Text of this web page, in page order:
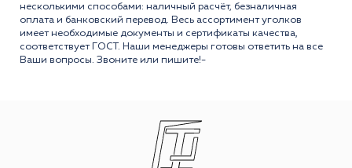
несколькими способами: наличный расчёт, безналичная
оплата и банковский перевод. Весь ассортимент уголков
имеет необходимые документы и сертификаты качества,
соответствует ГОСТ. Наши менеджеры готовы ответить на все
Ваши вопросы. Звоните или пишите!-